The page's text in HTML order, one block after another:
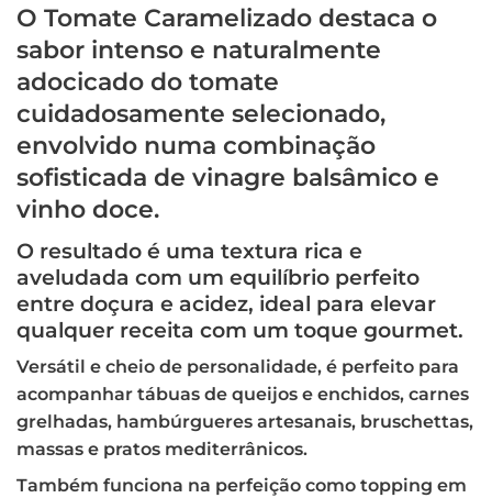
O Tomate Caramelizado destaca o
sabor intenso e naturalmente
adocicado do tomate
cuidadosamente selecionado,
envolvido numa combinação
sofisticada de vinagre balsâmico e
vinho doce.
O resultado é uma textura rica e
aveludada com um equilíbrio perfeito
entre doçura e acidez, ideal para elevar
qualquer receita com um toque gourmet.
Versátil e cheio de personalidade, é perfeito para
acompanhar tábuas de queijos e enchidos, carnes
grelhadas, hambúrgueres artesanais, bruschettas,
massas e pratos mediterrânicos.
Também funciona na perfeição como topping em